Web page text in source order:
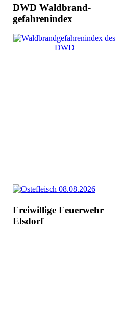
DWD Waldbrand-
gefahrenindex
Freiwillige Feuerwehr
Elsdorf